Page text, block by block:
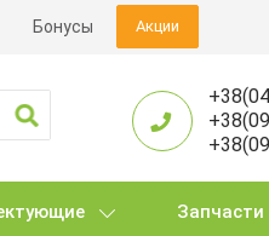
Бонусы Акции
Запчасти